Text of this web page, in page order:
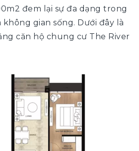
đem lại sự đa dạng trong
gian sống. Dưới đây là
căn hộ chung cư The River